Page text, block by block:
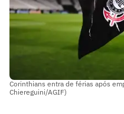
Corinthians entra de férias após
Chiereguini/AGIF)